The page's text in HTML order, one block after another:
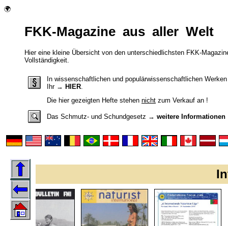
🌍
FKK-Magazine aus aller Welt
Hier eine kleine Übersicht von den unterschiedlichsten FKK-
Vollständigkeit.
In wissenschaftlichen und populärwissenschaftlichen
Ihr → HIER
Die hier gezeigten Hefte stehen nicht zum Verkauf an !
Das Schmutz- und Schundgesetz → weitere Informationen